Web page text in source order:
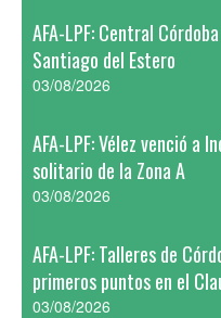
AFA-LPF: Central
Santiago del Estero
03/08/2026
AFA-LPF: Vélez venció a
solitario de la Zona A
03/08/2026
AFA-LPF: Talleres de
primeros puntos en el
03/08/2026